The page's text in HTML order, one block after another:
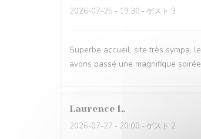
2026-07-25 - 19:30 - ゲスト 3
Superbe accueil, site très sympa,
avons passé une magnifique
Laurence L
2026-07-27 - 20:00 - ゲスト 2